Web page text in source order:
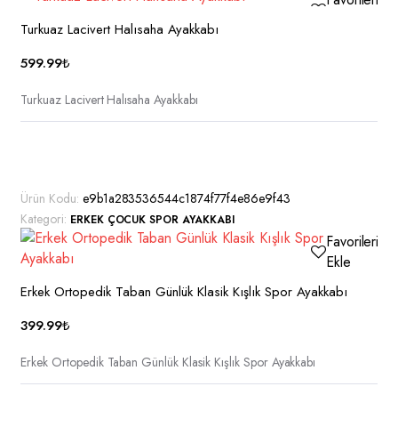
Seçenekler
sayfasından
seçilebilir
Turkuaz Lacivert Halısaha Ayakkabı
599.99₺
Turkuaz Lacivert Halısaha Ayakkabı
birden
fazla
varyasyonu
var.
Seçenekler
ürün
seçilebilir
Ürün Kodu: e9b1a283536544c1874f77f4e86e9f43
Kategori: ERKEK ÇOCUK SPOR AYAKKABI
Favorilerime
Ekle
Erkek Ortopedik Taban Günlük Klasik Kışlık Spor Ayakkabı
399.99₺
Erkek Ortopedik Taban Günlük Klasik Kışlık Spor Ayakkabı